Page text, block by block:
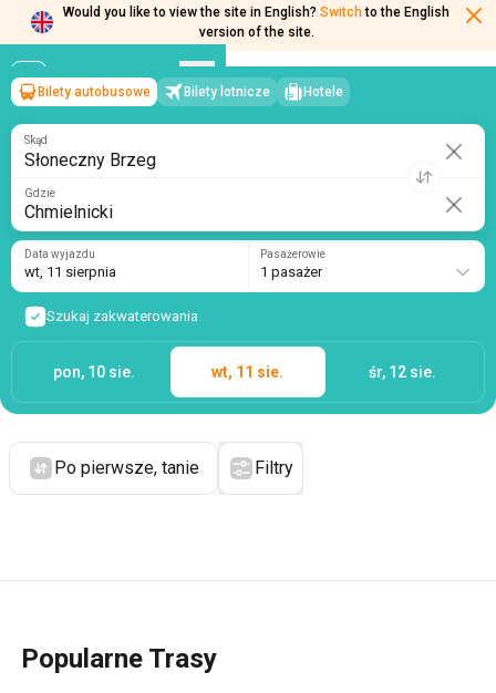
Would you like to view the site in English? Switch to the English
version of the site.
Słoneczny Brzeg →Chmielnicki
wt, 11 sierpnia/1 pasażer
Bilety autobusowe Bilety lotnicze Hotele
Skąd
Gdzie
Data wyjazdu
wt, 11 sierpnia
Pasażerowie
1 pasażer
Szukaj zakwaterowania
pon, 10 sie. wt, 11 sie. śr, 12 sie.
Po pierwsze, tanie Filtry
Popularne Trasy